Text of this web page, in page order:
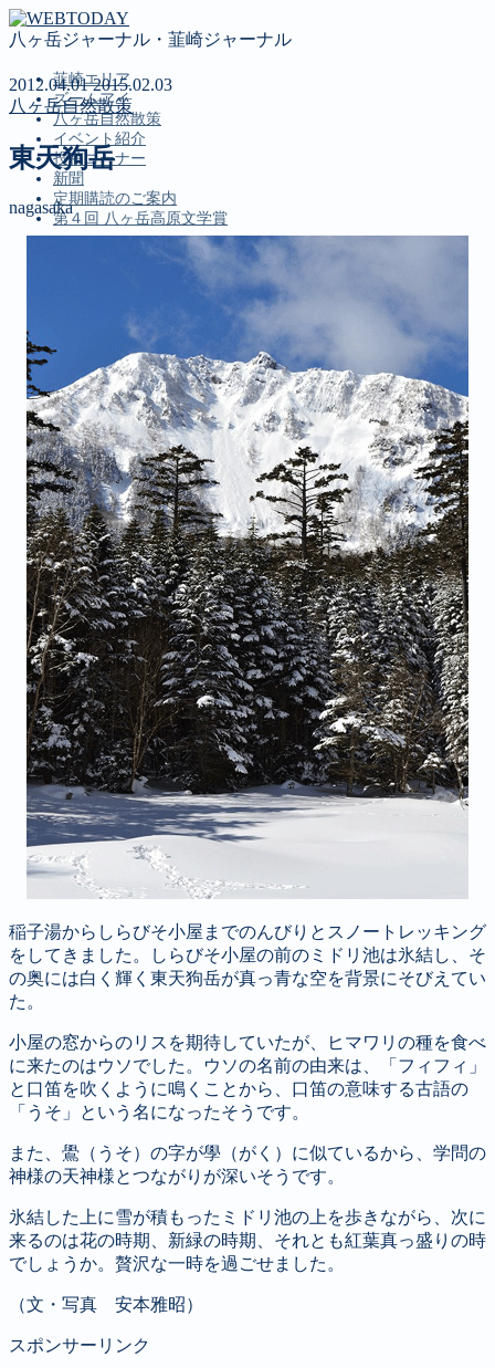
八ヶ岳ジャーナル・韮崎ジャーナル
韮崎エリア
ズームアイ
八ヶ岳自然散策
イベント紹介
投稿コーナー
新聞
定期購読のご案内
第４回 八ヶ岳高原文学賞
韮崎エリア
ズームアイ
八ヶ岳自然散策
イベント紹介
投稿コーナー
新聞
定期購読のご案内
第４回 八ヶ岳高原文学賞
2012.04.012015.02.03
八ヶ岳自然散策
東天狗岳
nagasaka
稲子湯からしらびそ小屋までのんびりとスノートレッキング
をしてきました。しらびそ小屋の前のミドリ池は氷結し、そ
の奥には白く輝く東天狗岳が真っ青な空を背景にそびえてい
た。
小屋の窓からのリスを期待していたが、ヒマワリの種を食べ
に来たのはウソでした。ウソの名前の由来は、「フィフィ」
と口笛を吹くように鳴くことから、口笛の意味する古語の
「うそ」という名になったそうです。
また、鷽（うそ）の字が學（がく）に似ているから、学問の
神様の天神様とつながりが深いそうです。
氷結した上に雪が積もったミドリ池の上を歩きながら、次に
来るのは花の時期、新緑の時期、それとも紅葉真っ盛りの時
でしょうか。贅沢な一時を過ごせました。
（文・写真 安本雅昭）
スポンサーリンク